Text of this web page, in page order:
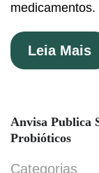
medicamentos.
Leia Mais
Anvisa Publica
Probióticos
Categorias